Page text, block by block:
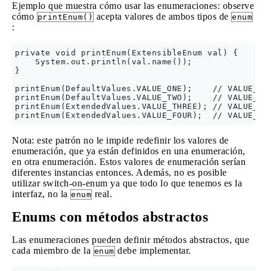
Ejemplo que muestra cómo usar las enumeraciones: observe
cómo printEnum() acepta valores de ambos tipos de enum
:
private void printEnum(ExtensibleEnum val) {
    System.out.println(val.name());
}
printEnum(DefaultValues.VALUE_ONE);    //
printEnum(DefaultValues.VALUE_TWO);    //
printEnum(ExtendedValues.VALUE_THREE); //
Nota: este patrón no le impide redefinir los valores de
enumeración, que ya están definidos en una enumeración,
en otra enumeración. Estos valores de enumeración serían
diferentes instancias entonces. Además, no es posible
utilizar switch-on-enum ya que todo lo que tenemos es la
interfaz, no la enum real.
Enums con métodos abstractos
Las enumeraciones pueden definir métodos abstractos, que
cada miembro de la enum debe implementar.